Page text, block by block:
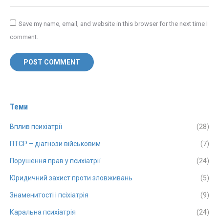
Save my name, email, and website in this browser for the next time I
comment.
POST COMMENT
Теми
Вплив психіатрії (28)
ПТСР – діагнози військовим (7)
Порушення прав у психіатрії (24)
Юридичний захист проти зловживань (5)
Знаменитості і псіхіатрія (9)
Каральна психіатрія (24)